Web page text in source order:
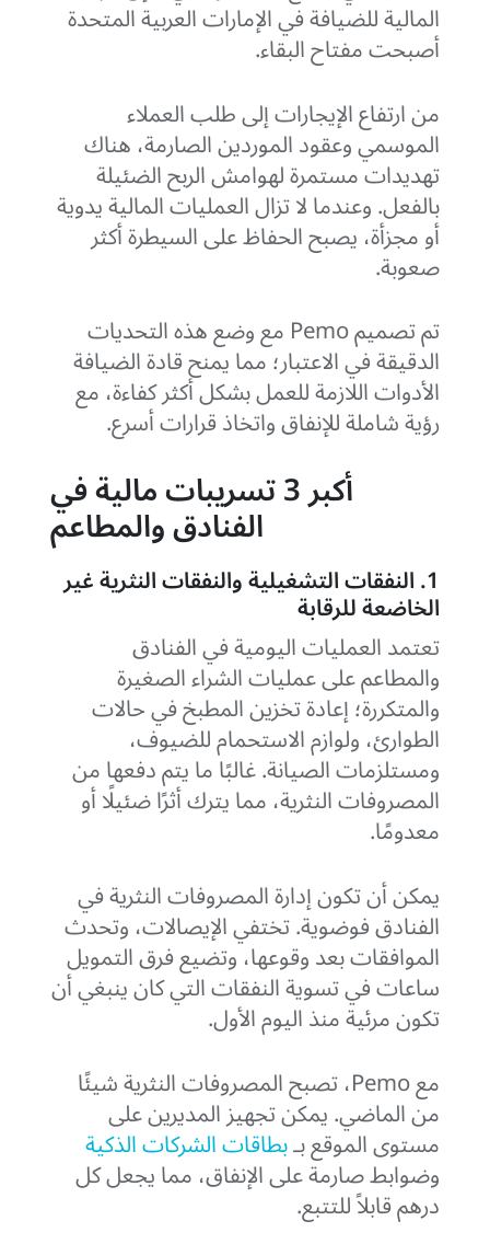
المالية للضيافة في الإمارات العربية المتحدة
أصبحت مفتاح البقاء.
من ارتفاع الإيجارات إلى طلب العملاء
الموسمي وعقود الموردين الصارمة، هناك
تهديدات مستمرة لهوامش الربح الضئيلة
بالفعل. وعندما لا تزال العمليات المالية يدوية
أو مجزأة، يصبح الحفاظ على السيطرة أكثر
صعوبة.
تم تصميم Pemo مع وضع هذه التحديات
الدقيقة في الاعتبار؛ مما يمنح قادة الضيافة
الأدوات اللازمة للعمل بشكل أكثر كفاءة، مع
رؤية شاملة للإنفاق واتخاذ قرارات أسرع.
أكبر 3 تسريبات مالية في
الفنادق والمطاعم
1. النفقات التشغيلية والنفقات النثرية غير
الخاضعة للرقابة
تعتمد العمليات اليومية في الفنادق
والمطاعم على عمليات الشراء الصغيرة
والمتكررة؛ إعادة تخزين المطبخ في حالات
الطوارئ، ولوازم الاستحمام للضيوف،
ومستلزمات الصيانة. غالبًا ما يتم دفعها من
المصروفات النثرية، مما يترك أثرًا ضئيلًا أو
معدومًا.
يمكن أن تكون إدارة المصروفات النثرية في
الفنادق فوضوية. تختفي الإيصالات، وتحدث
الموافقات بعد وقوعها، وتضيع فرق التمويل
ساعات في تسوية النفقات التي كان ينبغي أن
تكون مرئية منذ اليوم الأول.
مع Pemo، تصبح المصروفات النثرية شيئًا
من الماضي. يمكن تجهيز المديرين على
مستوى الموقع بـبطاقات الشركات الذكية
وضوابط صارمة على الإنفاق، مما يجعل كل
درهم قابلاً للتتبع.